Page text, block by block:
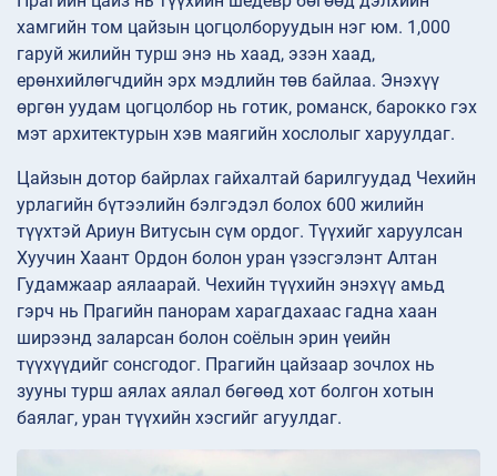
хамгийн том цайзын цогцолборуудын нэг юм. 1,000
гаруй жилийн турш энэ нь хаад, эзэн хаад,
ерөнхийлөгчдийн эрх мэдлийн төв байлаа. Энэхүү
өргөн уудам цогцолбор нь готик, романск, барокко гэх
мэт архитектурын хэв маягийн хослолыг харуулдаг.
Цайзын дотор байрлах гайхалтай барилгуудад Чехийн
урлагийн бүтээлийн бэлгэдэл болох 600 жилийн
түүхтэй Ариун Витусын сүм ордог. Түүхийг харуулсан
Хуучин Хаант Ордон болон уран үзэсгэлэнт Алтан
Гудамжаар аялаарай. Чехийн түүхийн энэхүү амьд
гэрч нь Прагийн панорам харагдахаас гадна хаан
ширээнд заларсан болон соёлын эрин үеийн
түүхүүдийг сонсгодог. Прагийн цайзаар зочлох нь
зууны турш аялах аялал бөгөөд хот болгон хотын
баялаг, уран түүхийн хэсгийг агуулдаг.